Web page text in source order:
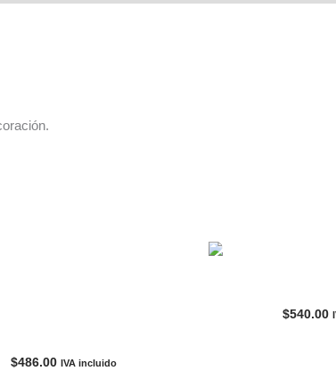
$486.00 IVA incluido
$540.00